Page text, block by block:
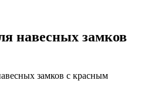
навесных замков
замков с красным